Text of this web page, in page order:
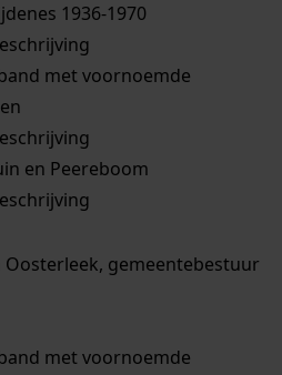
1936-1970
met voornoemde
en Peereboom
Oosterleek, gemeentebestuur
met voornoemde